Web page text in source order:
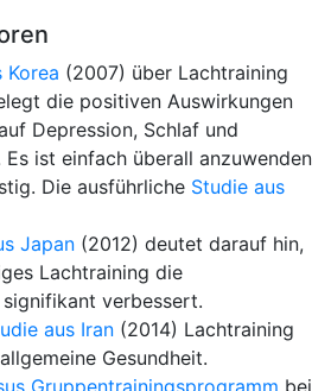
Korea (2007) über Lachtraining
die positiven Auswirkungen
Depression, Schlaf und
Es ist einfach überall anzuwenden
Die ausführliche Studie aus
Japan (2012) deutet darauf hin,
Lachtraining die
verbessert.
aus Iran (2014) Lachtraining
Gesundheit.
Gruppentrainingsprogramm bei